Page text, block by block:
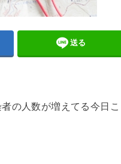
送る
の人数が増えてる今日こ